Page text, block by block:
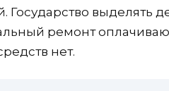
Государство выделять
ремонт
нет.